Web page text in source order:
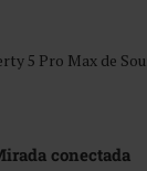
5 Pro Max de
conectada